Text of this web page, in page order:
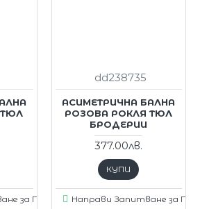
за Продукт
dd238735
АСИМЕТРИЧНА БАЛНА
РОЗОВА РОКЛЯ ТЮЛ
БРОДЕРИИ
377.00лв.
КУПИ
Направи Запитване за